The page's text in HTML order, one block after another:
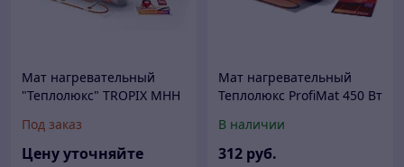
Мат нагревательный
"Теплолюкс" TROPIX МНН
Под заказ
Цену уточняйте
Мат нагревательный
Теплолюкс ProfiMat 450 Вт
Россия
В наличии
312 руб.